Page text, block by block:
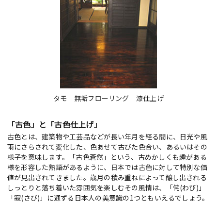
タモ 無垢フローリング 漆仕上げ
「古色」と「古色仕上げ」
古色とは、建築物や工芸品などが長い年月を経る間に、日光や風
雨にさらされて変化した、色あせて古びた色合い、あるいはその
様子を意味します。「古色蒼然」という、古めかしくも趣がある
様を形容した熟語があるように、日本では古色に対して特別な価
値が見出されてきました。歳月の積み重ねによって醸し出される
しっとりと落ち着いた雰囲気を楽しむその風情は、「侘(わび)」
「寂(さび)」に通ずる日本人の美意識の1つともいえるでしょう。